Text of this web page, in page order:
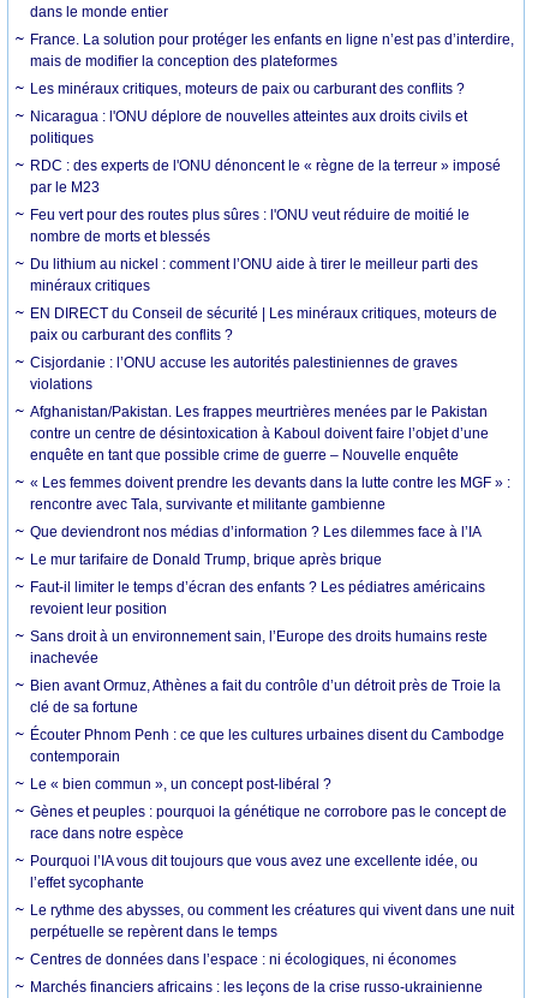
dans le monde entier
France. La solution pour protéger les enfants en ligne n’est pas d’interdire,
mais de modifier la conception des plateformes
Les minéraux critiques, moteurs de paix ou carburant des conflits ?
Nicaragua : l'ONU déplore de nouvelles atteintes aux droits civils et
politiques
RDC : des experts de l'ONU dénoncent le « règne de la terreur » imposé
par le M23
Feu vert pour des routes plus sûres : l'ONU veut réduire de moitié le
nombre de morts et blessés
Du lithium au nickel : comment l’ONU aide à tirer le meilleur parti des
minéraux critiques
EN DIRECT du Conseil de sécurité | Les minéraux critiques, moteurs de
paix ou carburant des conflits ?
Cisjordanie : l’ONU accuse les autorités palestiniennes de graves
violations
Afghanistan/Pakistan. Les frappes meurtrières menées par le Pakistan
contre un centre de désintoxication à Kaboul doivent faire l’objet d’une
enquête en tant que possible crime de guerre – Nouvelle enquête
« Les femmes doivent prendre les devants dans la lutte contre les MGF » :
rencontre avec Tala, survivante et militante gambienne
Que deviendront nos médias d’information ? Les dilemmes face à l’IA
Le mur tarifaire de Donald Trump, brique après brique
Faut-il limiter le temps d’écran des enfants ? Les pédiatres américains
revoient leur position
Sans droit à un environnement sain, l’Europe des droits humains reste
inachevée
Bien avant Ormuz, Athènes a fait du contrôle d’un détroit près de Troie la
clé de sa fortune
Écouter Phnom Penh : ce que les cultures urbaines disent du Cambodge
contemporain
Le « bien commun », un concept post-libéral ?
Gènes et peuples : pourquoi la génétique ne corrobore pas le concept de
race dans notre espèce
Pourquoi l’IA vous dit toujours que vous avez une excellente idée, ou
l’effet sycophante
Le rythme des abysses, ou comment les créatures qui vivent dans une nuit
perpétuelle se repèrent dans le temps
Centres de données dans l’espace : ni écologiques, ni économes
Marchés financiers africains : les leçons de la crise russo-ukrainienne